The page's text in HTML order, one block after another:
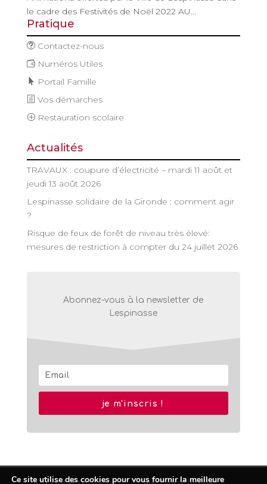
le cadre des Festivités de Noël 2022 AU...
Pratique
Contactez-nous
Numéros Utiles
Portail Famille
Vos démarches
Restauration scolaire
Actualités
TRAVAUX : coupure d’électricité – mardi 11 août et
jeudi 13 août 2026
Lespinasse solidaire de la Gironde : comment agir
?
Risque de feux de forêt de niveau très élevé:
mesures de restriction à compter du 24 juillet 2026
Abonnez-vous à la newsletter de
Lespinasse
je m'inscris !
Ce site utilise des cookies pour vous fournir la meilleure